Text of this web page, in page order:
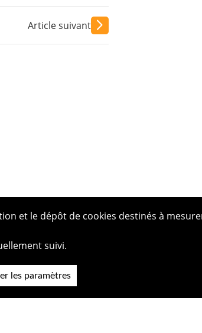
Article suivant
et le dépôt de cookies destinés à
suivi.
les paramètres